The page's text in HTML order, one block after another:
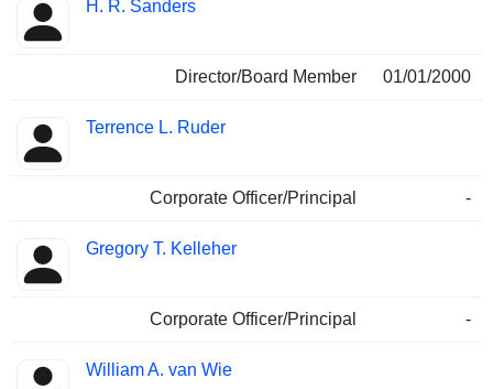
H. R. Sanders
Director/Board Member 01/01/2000
Terrence L. Ruder
Corporate Officer/Principal -
Gregory T. Kelleher
Corporate Officer/Principal -
William A. van Wie